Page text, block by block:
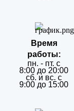
Время
работы:
пн. - пт. с
8:00 до 20:00
сб. и вс. с
9:00 до 15:00